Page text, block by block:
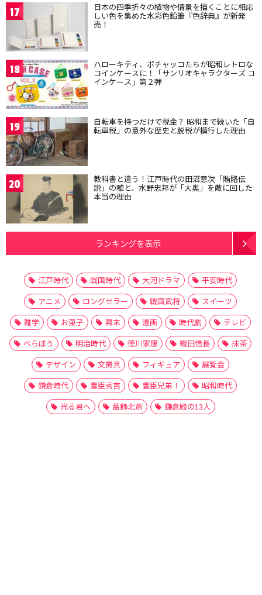
17 日本の四季折々の植物や情景を描くことに相応
しい色を集めた水彩色鉛筆『色辞典』が新発
売！
18 ハローキティ、ポチャッコたちが昭和レトロな
コインケースに！「サンリオキャラクターズ コ
インケース」第２弾
19 自転車を持つだけで税金？ 昭和まで続いた「自
転車税」の意外な歴史と脱税が横行した理由
20 教科書と違う！江戸時代の田沼意次「賄賂伝
説」の嘘と、水野忠邦が「大奥」を敵に回した
本当の理由
ランキングを表示
江戸時代 戦国時代 大河ドラマ
平安時代
アニメ
ロングセラー 戦国武将
スイーツ
雑学
お菓子 幕末 漫画 時代劇
テレビ
べらぼう
明治時代 徳川家康 織田信長
抹茶
デザイン
文房具 フィギュア
展覧会
鎌倉時代
豊臣秀吉 豊臣兄弟！
昭和時代
光る君へ
葛飾北斎 鎌倉殿の13人